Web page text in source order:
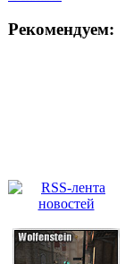
Рекомендуем: